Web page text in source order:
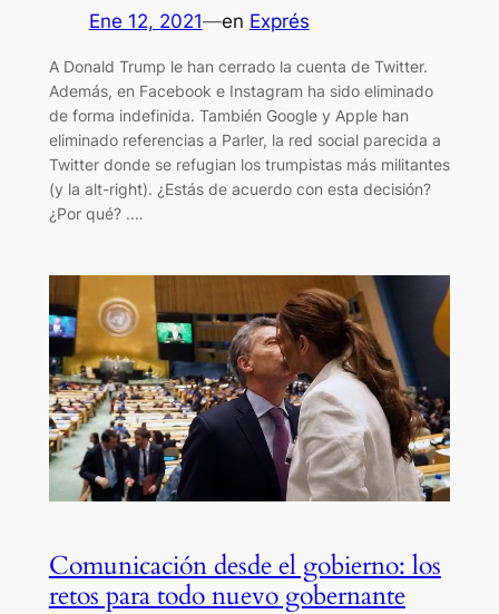
Ene 12, 2021—en Exprés
A Donald Trump le han cerrado la cuenta de Twitter.
Además, en Facebook e Instagram ha sido eliminado
de forma indefinida. También Google y Apple han
eliminado referencias a Parler, la red social parecida a
Twitter donde se refugian los trumpistas más militantes
(y la alt-right). ¿Estás de acuerdo con esta decisión?
¿Por qué? .…
Comunicación desde el gobierno: los
retos para todo nuevo gobernante